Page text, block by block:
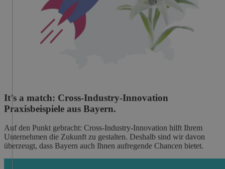
It’s a match: Cross-Industry-Innovation
Praxisbeispiele aus Bayern.
Auf den Punkt gebracht: Cross-Industry-Innovation hilft Ihrem
Unternehmen die Zukunft zu gestalten. Deshalb sind wir davon
überzeugt, dass Bayern auch Ihnen aufregende Chancen bietet.